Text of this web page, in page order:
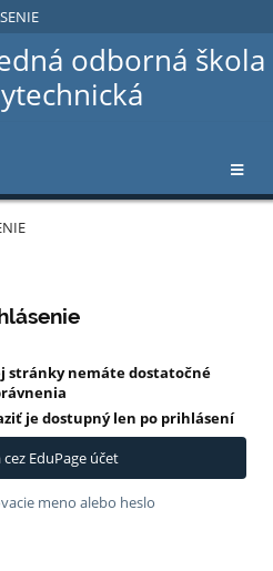
odborná škola
stránky nemáte dostatočné
je dostupný len po prihlásení
EduPage účet
meno alebo heslo